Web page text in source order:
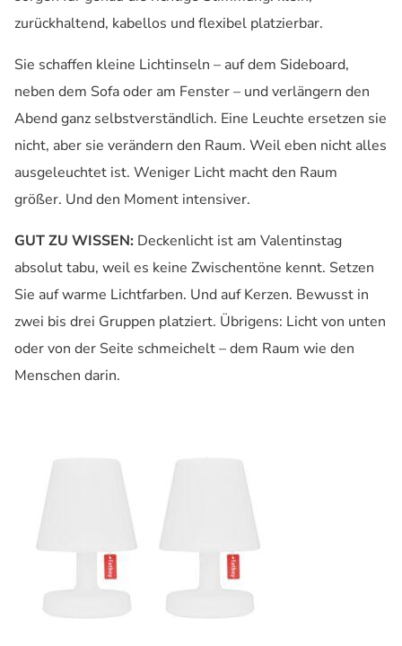
zurückhaltend, kabellos und flexibel platzierbar.
Sie schaffen kleine Lichtinseln – auf dem Sideboard,
neben dem Sofa oder am Fenster – und verlängern den
Abend ganz selbstverständlich. Eine Leuchte ersetzen sie
nicht, aber sie verändern den Raum. Weil eben nicht alles
ausgeleuchtet ist. Weniger Licht macht den Raum
größer. Und den Moment intensiver.
GUT ZU WISSEN: Deckenlicht ist am Valentinstag
absolut tabu, weil es keine Zwischentöne kennt. Setzen
Sie auf warme Lichtfarben. Und auf Kerzen. Bewusst in
zwei bis drei Gruppen platziert. Übrigens: Licht von unten
oder von der Seite schmeichelt – dem Raum wie den
Menschen darin.